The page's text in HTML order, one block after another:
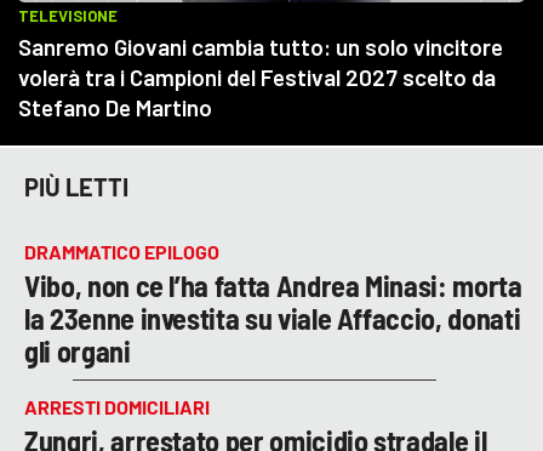
PIÙ LETTI
DRAMMATICO EPILOGO
Vibo, non ce l’ha fatta Andrea Minasi: morta
la 23enne investita su viale Affaccio, donati
gli organi
ARRESTI DOMICILIARI
Zungri, arrestato per omicidio stradale il